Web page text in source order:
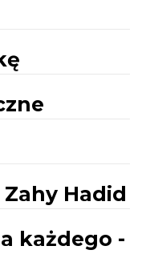
Hadid
każdego -